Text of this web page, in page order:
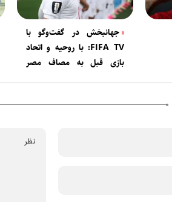
جهانبخش در گفت‌و‌گو با
FIFA TV: با روحیه و اتحاد
بازی قبل به مصاف مصر